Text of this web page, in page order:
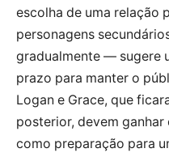
escolha de uma
personagens
gradualmente — sugere
prazo para manter o
Logan e Grace, que
posterior, devem
como preparação para